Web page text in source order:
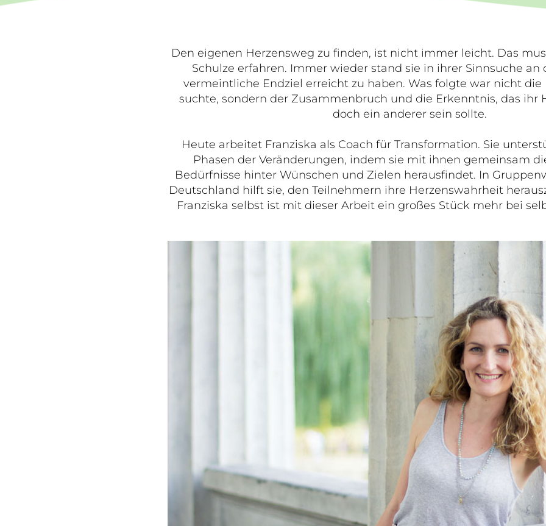
Den eigenen Herzensweg zu finden, ist nicht immer leicht. Das
Schulze erfahren. Immer wieder stand sie in ihrer Sinnsuche an
vermeintliche Endziel erreicht zu haben. Was folgte war nicht die
suchte, sondern der Zusammenbruch und die Erkenntnis, das ihr
doch ein anderer sein sollte.
Heute arbeitet Franziska als Coach für Transformation. Sie
Phasen der Veränderungen, indem sie mit ihnen gemeinsam
Bedürfnisse hinter Wünschen und Zielen herausfindet. In
Deutschland hilft sie, den Teilnehmern ihre Herzenswahrheit
Franziska selbst ist mit dieser Arbeit ein großes Stück mehr bei